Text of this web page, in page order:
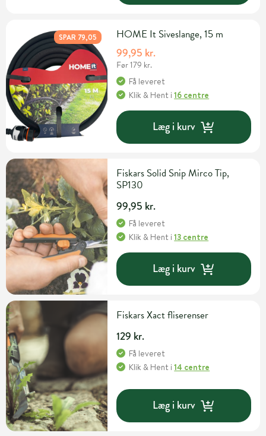
SPAR 79,05 HOME It Siveslange, 15 m
99,95 kr.
Før 179 kr.
Få leveret
Klik & Hent i16 centre
Læg i kurv
Fiskars Solid Snip Mirco Tip,
SP130
99,95 kr.
Få leveret
Klik & Hent i13 centre
Læg i kurv
Fiskars Xact fliserenser
129 kr.
Få leveret
Klik & Hent i14 centre
Læg i kurv